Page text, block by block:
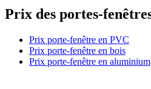
Prix des portes-
Prix porte-fenêtre en PVC
Prix porte-fenêtre en bois
Prix porte-fenêtre en aluminium